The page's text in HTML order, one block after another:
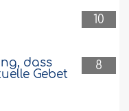
10
8
dass
Gebet